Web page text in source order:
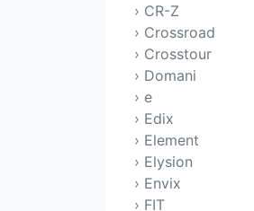
› CR-Z
› Crossroad
› Crosstour
› Domani
› e
› Edix
› Element
› Elysion
› Envix
› FIT